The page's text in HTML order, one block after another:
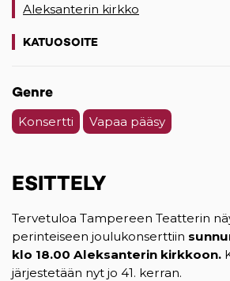
Aleksanterin kirkko
KATUOSOITE
Genre
Konsertti Vapaa pääsy
ESITTELY
Tervetuloa Tampereen Teatterin
perinteiseen joulukonserttiin
klo 18.00 Aleksanterin kirkkoon.
järjestetään nyt jo 41. kerran.